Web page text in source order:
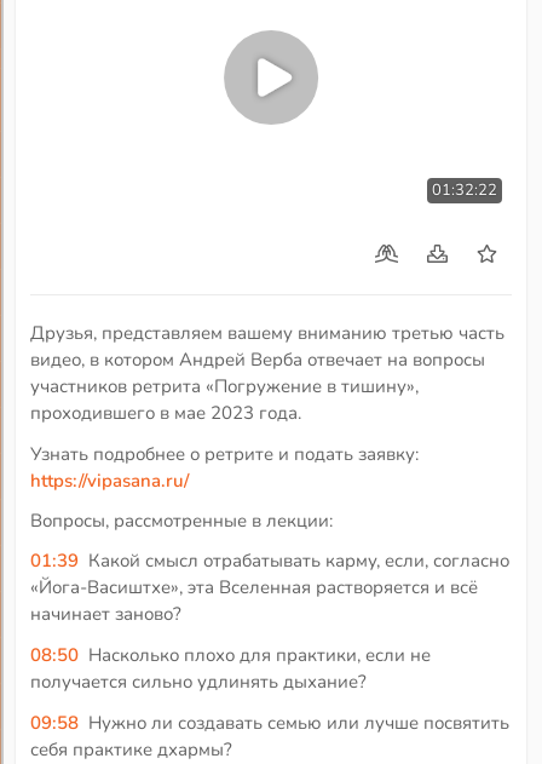
01:32:22
Друзья, представляем вашему вниманию третью часть
видео, в котором Андрей Верба отвечает на вопросы
участников ретрита «Погружение в тишину»,
проходившего в мае 2023 года.
Узнать подробнее о ретрите и подать заявку:
https://vipasana.ru/
Вопросы, рассмотренные в лекции:
01:39 Какой смысл отрабатывать карму, если, согласно
«Йога-Васиштхе», эта Вселенная растворяется и всё
начинает заново?
08:50 Насколько плохо для практики, если не
получается сильно удлинять дыхание?
09:58 Нужно ли создавать семью или лучше посвятить
себя практике дхармы?